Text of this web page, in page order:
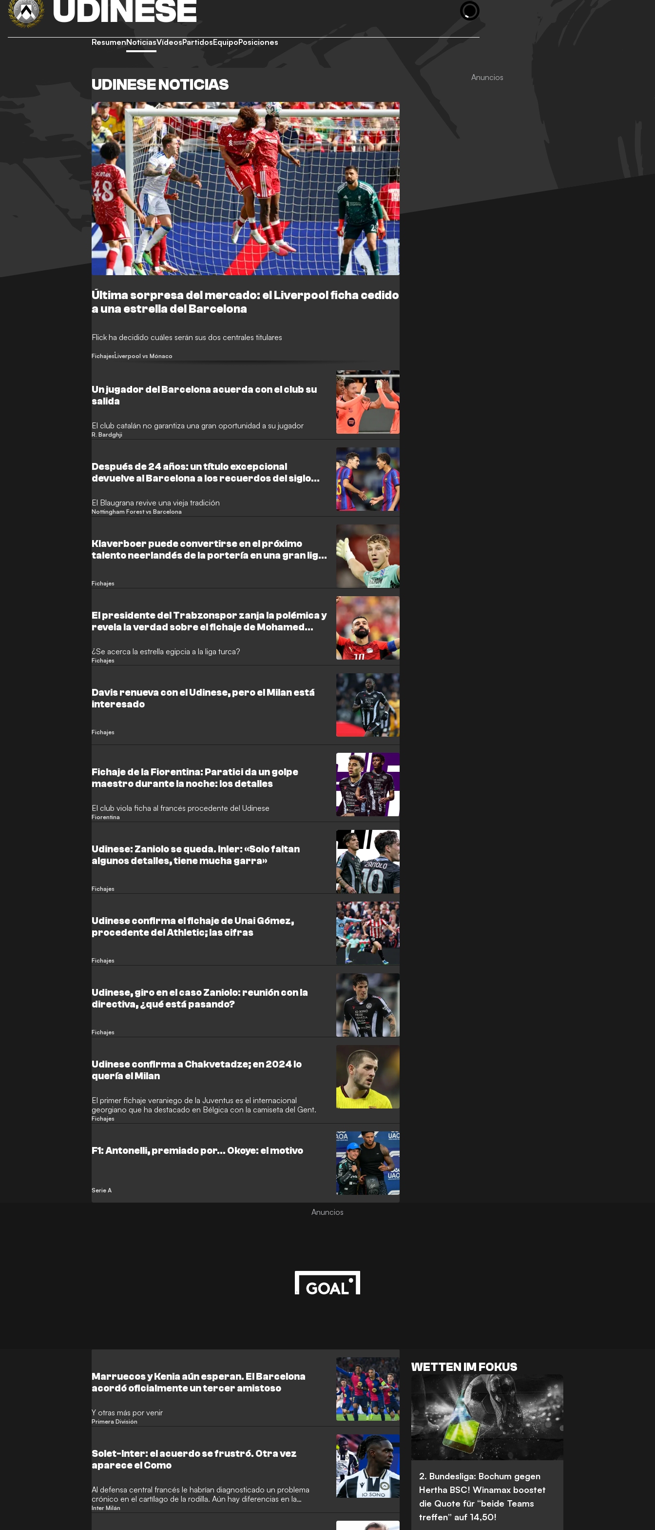
UDINESE
ResumenNoticiasVídeosPartidosEquipoPosiciones
UDINESE NOTICIAS
Última sorpresa del mercado: el Liverpool ficha cedido
a una estrella del Barcelona
Flick ha decidido cuáles serán sus dos centrales titulares
FichajesLiverpool vs Mónaco
Un jugador del Barcelona acuerda con el club su
salida
El club catalán no garantiza una gran oportunidad a su jugador
R. Bardghji
Después de 24 años: un título excepcional
devuelve al Barcelona a los recuerdos del siglo
El Blaugrana revive una vieja tradición
Nottingham Forest vs Barcelona
Klaverboer puede convertirse en el próximo
talento neerlandés de la portería en una gran liga
Fichajes
El presidente del Trabzonspor zanja la polémica y
revela la verdad sobre el fichaje de Mohamed
¿Se acerca la estrella egipcia a la liga turca?
Fichajes
Davis renueva con el Udinese, pero el Milan está
interesado
Fichajes
Fichaje de la Fiorentina: Paratici da un golpe
maestro durante la noche: los detalles
El club viola ficha al francés procedente del Udinese
Fiorentina
Udinese: Zaniolo se queda. Inler: «Solo faltan
algunos detalles, tiene mucha garra»
Fichajes
Udinese confirma el fichaje de Unai Gómez,
procedente del Athletic; las cifras
Fichajes
Udinese, giro en el caso Zaniolo: reunión con la
directiva, ¿qué está pasando?
Fichajes
Udinese confirma a Chakvetadze; en 2024 lo
quería el Milan
El primer fichaje veraniego de la Juventus es el internacional
georgiano que ha destacado en Bélgica con la camiseta del Gent.
Fichajes
F1: Antonelli, premiado por… Okoye: el motivo
Serie A
Marruecos y Kenia aún esperan. El Barcelona
acordó oficialmente un tercer amistoso
Y otras más por venir
Primera División
Solet-Inter: el acuerdo se frustró. Otra vez
aparece el Como
Al defensa central francés le habrían diagnosticado un problema
crónico en el cartílago de la rodilla. Aún hay diferencias en la
valoración.
Inter Milán
WETTEN IM FOKUS
2. Bundesliga: Bochum gegen
Hertha BSC! Winamax boostet
die Quote für “beide Teams
treffen” auf 14,50!